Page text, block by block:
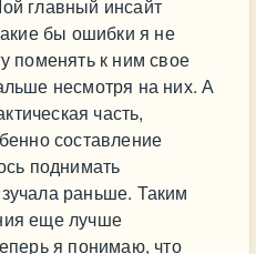
главный инсайт
бы ошибки я не
поменять к ним свое
несмотря на них. А
часть,
составление
поднимать
раньше. Таким
еще лучше
я понимаю, что